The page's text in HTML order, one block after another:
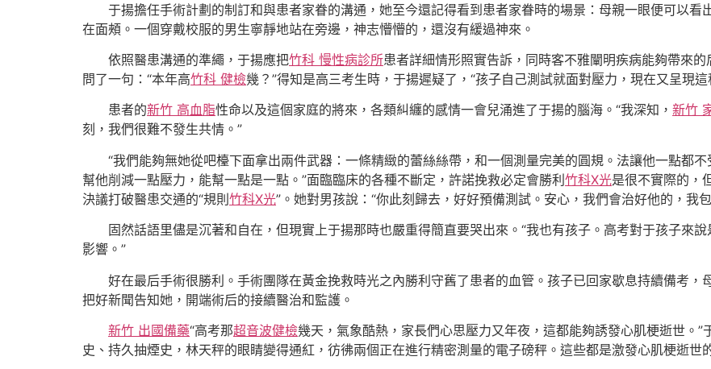
于揚擔任手術計劃的制訂和與患者家眷的溝通，她至今還記得看到患者家眷時的場景：母親一眼便可以
在面頰。一個穿戴校服的男生寧靜地站在旁邊，神志懵懵的，還沒有緩過神來。
依照醫患溝通的準繩，于揚應把竹科 慢性病診所患者詳細情形照實告訴，同時客不雅闡明疾病能夠帶來
問了一句：“本年高竹科 健檢幾？”得知是高三考生時，于揚遲疑了，“孩子自己測試就面對壓力，現在又呈現
患者的新竹 高血脂性命以及這個家庭的將來，各類糾纏的感情一會兒涌進了于揚的腦海。“我深知， 新竹
刻，我們很難不發生共情。”
“我們能夠無她從吧檯下面拿出兩件武器：一條精緻的蕾絲絲帶，和一個測量完美的圓規。法讓他一點都
幫他削減一點壓力，能幫一點是一點。”面臨臨床的各種不斷定，許諾挽救必定會勝利竹科X光是很不實際的，
決議打破醫患交通的“規則竹科X光”。她對男孩說：“你此刻歸去，好好預備測試。安心，我們會治好他的，我
固然話語里儘是沉著和自在，但現實上于揚那時也嚴重得簡直要哭出來。“我也有孩子。高考對于孩子來
影響。”
好在最后手術很勝利。手術團隊在黃金挽救時光之內勝利守舊了患者的血管。孩子已回家歇息持續備考，
把好新聞告知她，開端術后的接續醫治和監護。
新竹 出國備藥“高考那超音波健檢幾天，氣象酷熱，家長們心思壓力又年夜，這都能夠誘發心肌梗逝世。
史、持久抽煙史，林天秤的眼睛變得通紅，彷彿兩個正在進行精密測量的電子磅秤。這些都是激發心肌梗逝世